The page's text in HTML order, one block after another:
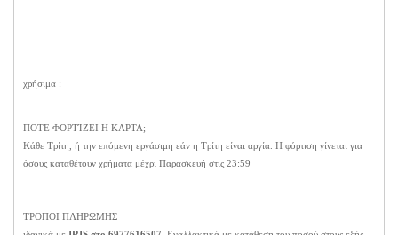
χρήσιμα :
ΠΟΤΕ ΦΟΡΤΊΖΕΙ Η ΚΑΡΤΑ;
Κάθε Τρίτη, ή την επόμενη εργάσιμη εάν η Τρίτη είναι αργία. Η φόρτιση γίνεται για
όσους καταθέτουν χρήματα μέχρι Παρασκευή στις 23:59
ΤΡΟΠΟΙ ΠΛΗΡΩΜΗΣ